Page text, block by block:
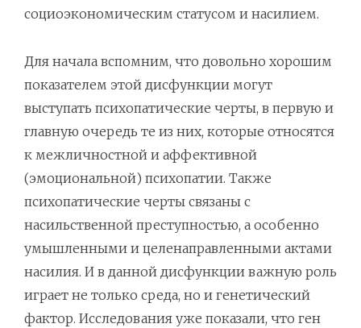
социоэкономическим статусом и насилием.
Для начала вспомним, что довольно хорошим
показателем этой дисфункции могут
выступать психопатические черты, в первую и
главную очередь те из них, которые относятся
к межличностной и аффективной
(эмоциональной) психопатии. Также
психопатические черты связаны с
насильственной преступностью, а особенно
умышленными и целенаправленными актами
насилия. И в данной дисфункции важную роль
играет не только среда, но и генетический
фактор. Исследования уже показали, что ген